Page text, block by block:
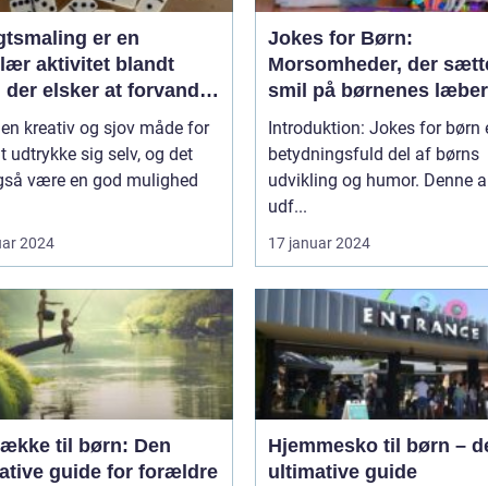
er en
aktivitet blandt
der elsker at forvandle
deres yndlingsfigurer
kreativ og sjov måde for
udtrykke sig selv, og det
være en god mulighed
2024
Jokes for Børn:
Morsomheder, der
smil på børnenes læber
Introduktion: Jokes for børn
betydningsfuld del af børns
udvikling og humor. Denne
udf...
17 januar 2024
til børn: Den
guide for forældre
Hjemmesko til børn –
ultimative guide